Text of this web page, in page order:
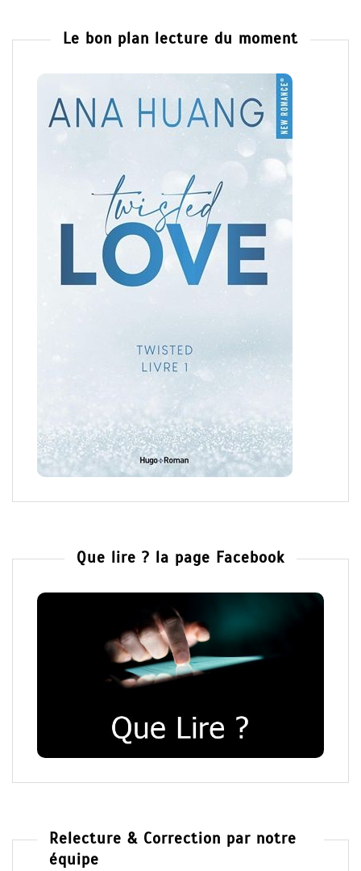
Le bon plan lecture du moment
Que lire ? la page Facebook
Relecture & Correction par notre
équipe